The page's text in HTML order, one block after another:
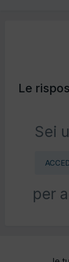
Le
Sei
per